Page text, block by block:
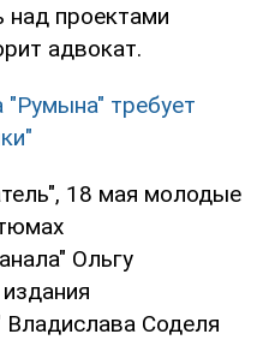
над проектами
адвокат.
требует
18 мая молодые
Ольгу
Соделя